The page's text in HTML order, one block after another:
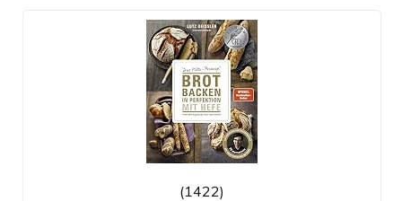
(1422)